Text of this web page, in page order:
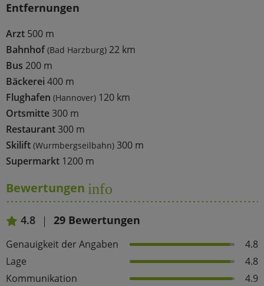
Entfernungen
Arzt 500 m
Bahnhof (Bad Harzburg) 22 km
Bus 200 m
Bäckerei 400 m
Flughafen (Hannover) 120 km
Ortsmitte 300 m
Restaurant 300 m
Skilift (Wurmbergseilbahn) 300 m
Supermarkt 1200 m
Bewertungen info
4.8 29 Bewertungen
Genauigkeit der Angaben
4.8
Lage
4.8
Kommunikation
4.9